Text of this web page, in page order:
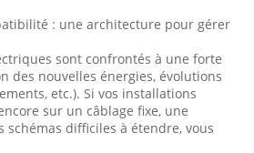
: une architecture pour gérer
sont confrontés à une forte
des nouvelles énergies, évolutions
etc.). Si vos installations
sur un câblage fixe, une
schémas difficiles à étendre, vous